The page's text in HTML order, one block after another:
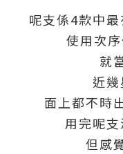
呢支係4款中
使用次
就
近
面上都不時
用完呢
但感